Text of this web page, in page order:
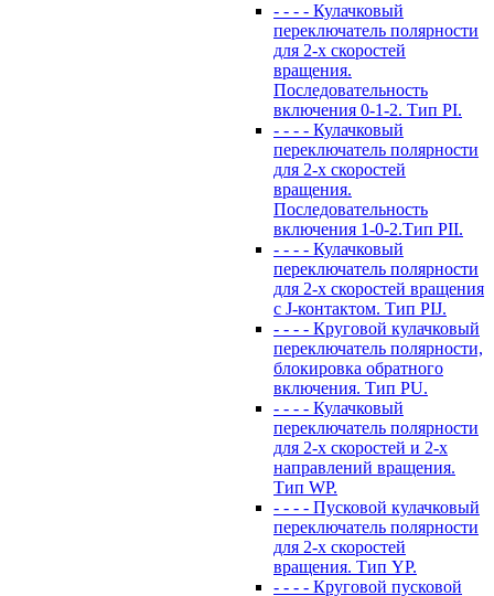
- - - - Кулачковый
переключатель полярности
для 2-х скоростей
вращения.
Последовательность
включения 0-1-2. Тип PI.
- - - - Кулачковый
переключатель полярности
для 2-х скоростей
вращения.
Последовательность
включения 1-0-2.Тип PII.
- - - - Кулачковый
переключатель полярности
для 2-х скоростей вращения
с J-контактом. Тип PIJ.
- - - - Круговой кулачковый
переключатель полярности,
блокировка обратного
включения. Тип PU.
- - - - Кулачковый
переключатель полярности
для 2-х скоростей и 2-х
направлений вращения.
Тип WP.
- - - - Пусковой кулачковый
переключатель полярности
для 2-х скоростей
вращения. Тип YP.
- - - - Круговой пусковой